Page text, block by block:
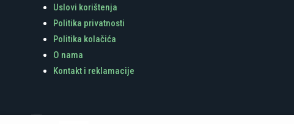
Uslovi korištenja
Politika privatnosti
Politika kolačića
O nama
Kontakt i reklamacije